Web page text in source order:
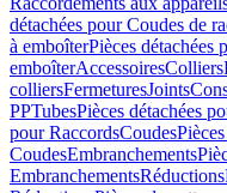
détachées pour Coudes de
à emboîterPièces détachées
emboîterAccessoiresColliers
colliersFermeturesJoints
PPTubesPièces détachées
pour RaccordsCoudes
CoudesEmbranchements
EmbranchementsRéductions